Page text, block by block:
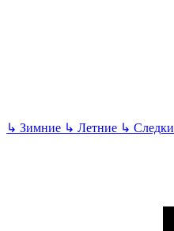
↳ Зимние ↳ Летние ↳ Следки